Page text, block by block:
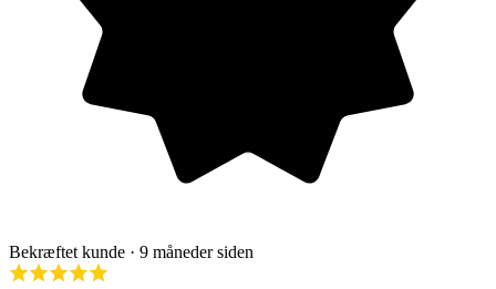
Bekræftet kunde · 9 måneder siden